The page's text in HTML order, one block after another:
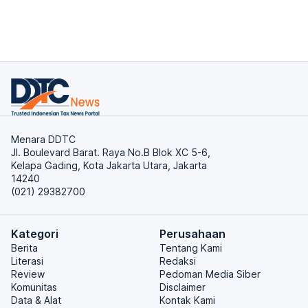
Menara DDTC
Jl. Boulevard Barat. Raya No.B Blok XC 5-6,
Kelapa Gading, Kota Jakarta Utara, Jakarta
14240
(021) 29382700
Kategori
Berita
Literasi
Review
Komunitas
Data & Alat
Perusahaan
Tentang Kami
Redaksi
Pedoman Media Siber
Disclaimer
Kontak Kami